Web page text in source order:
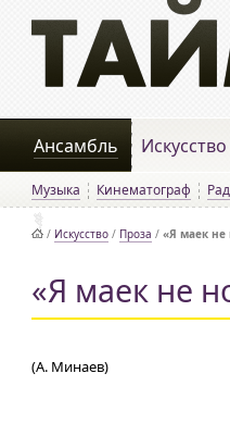
Ансамбль Искусство
Музыка Кинематограф
/ Искусство / Проза / «Я маек
«Я маек не
(А. Минаев)